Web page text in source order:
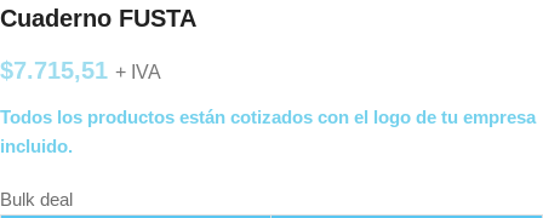
Cuaderno FUSTA
$7.715,51 + IVA
Todos los productos están cotizados con el logo de tu empresa
incluido.
Bulk deal